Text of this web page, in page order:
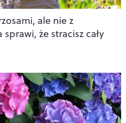
ale nie z
że stracisz cały